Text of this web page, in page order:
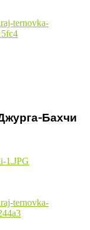
ternovka-
Бахчи
ternovka-